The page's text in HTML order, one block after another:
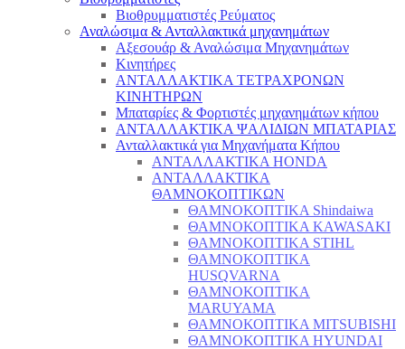
Βιοθρυμματιστές Ρεύματος
Αναλώσιμα & Ανταλλακτικά μηχανημάτων
Αξεσουάρ & Αναλώσιμα Μηχανημάτων
Κινητήρες
ΑΝΤΑΛΛΑΚΤΙΚΑ ΤΕΤΡΑΧΡΟΝΩΝ
ΚΙΝΗΤΗΡΩΝ
Μπαταρίες & Φορτιστές μηχανημάτων κήπου
ΑΝΤΑΛΛΑΚΤΙΚΑ ΨΑΛΙΔΙΩΝ ΜΠΑΤΑΡΙAΣ
Ανταλλακτικά για Μηχανήματα Κήπου
ΑΝΤΑΛΛΑΚΤΙΚΑ HONDA
ΑΝΤΑΛΛΑΚΤΙΚΑ
ΘΑΜΝΟΚΟΠΤΙΚΩΝ
ΘΑΜΝΟΚΟΠΤΙΚΑ Shindaiwa
ΘΑΜΝΟΚΟΠΤΙΚΑ KAWASAKI
ΘΑΜΝΟΚΟΠΤΙΚΑ STIHL
ΘΑΜΝΟΚΟΠΤΙΚΑ
HUSQVARNA
ΘΑΜΝΟΚΟΠΤΙΚΑ
MARUYAMA
ΘΑΜΝΟΚΟΠΤΙΚΑ MITSUBISHI
ΘΑΜΝΟΚΟΠΤΙΚΑ HYUNDAI